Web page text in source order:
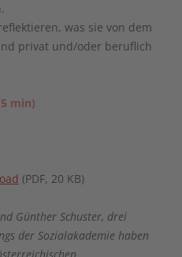
was sie von dem
privat und/oder beruflich
min)
(PDF, 20 KB)
Günther Schuster, drei
der Sozialakademie haben